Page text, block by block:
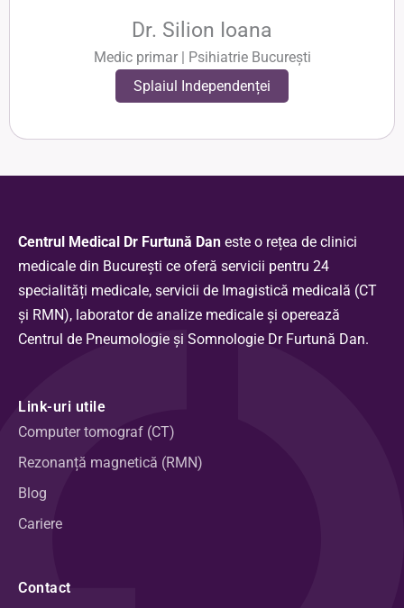
Dr. Silion Ioana
Medic primar | Psihiatrie București
Splaiul Independenței
Centrul Medical Dr Furtună Dan este o rețea de clinici
medicale din București ce oferă servicii pentru 24
specialități medicale, servicii de Imagistică medicală (CT
și RMN), laborator de analize medicale și operează
Centrul de Pneumologie și Somnologie Dr Furtună Dan.
Link-uri utile
Computer tomograf (CT)
Rezonanță magnetică (RMN)
Blog
Cariere
Contact